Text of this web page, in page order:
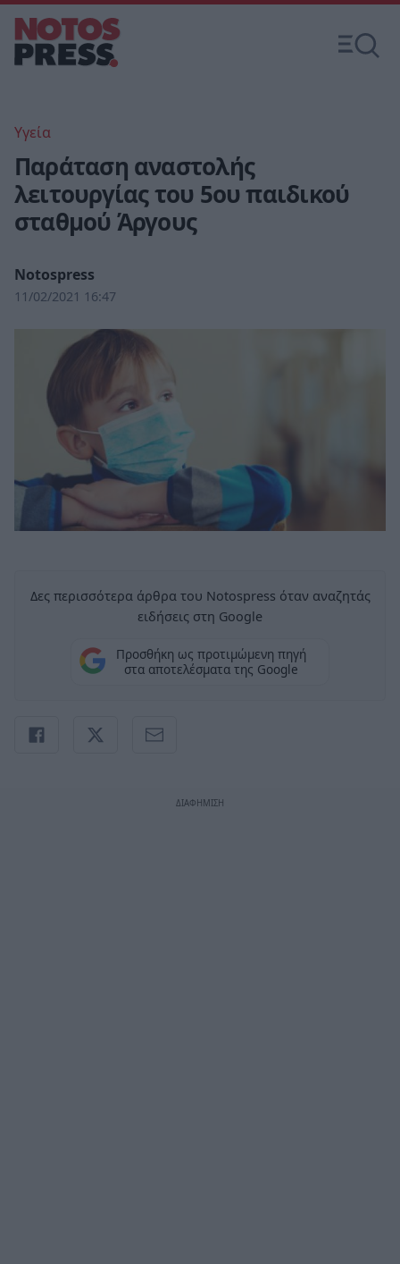
Υγεία
Παράταση αναστολής
λειτουργίας του 5ου παιδικού
σταθμού Άργους
Notospress
11/02/2021 16:47
Δες περισσότερα άρθρα του Notospress όταν αναζητάς
ειδήσεις στη Google
Προσθήκη ως προτιμώμενη πηγή
στα αποτελέσματα της Google